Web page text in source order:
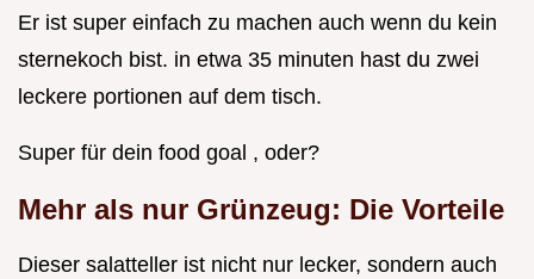
Er ist super einfach zu machen auch wenn du kein
sternekoch bist. in etwa 35 minuten hast du zwei
leckere portionen auf dem tisch.
Super für dein food goal , oder?
Mehr als nur Grünzeug: Die Vorteile
Dieser salatteller ist nicht nur lecker, sondern auch